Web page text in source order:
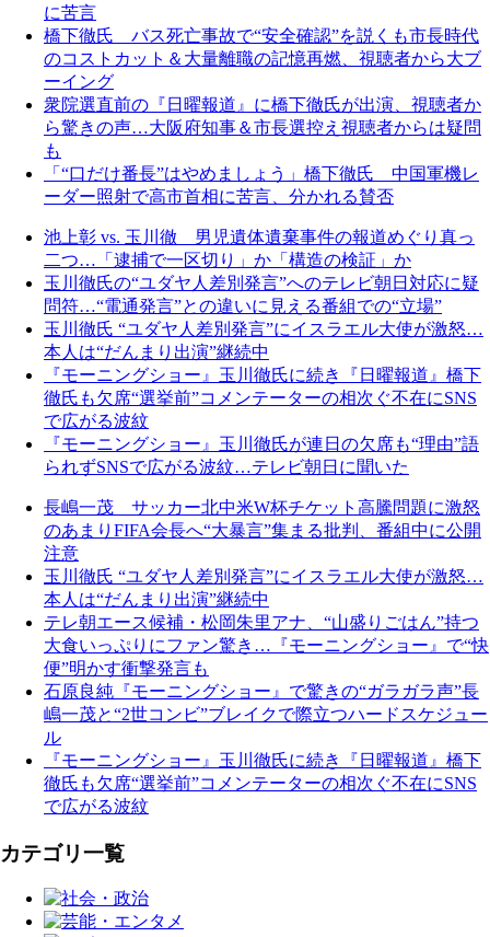
に苦言
橋下徹氏 バス死亡事故で“安全確認”を説くも市長時代
のコストカット＆大量離職の記憶再燃、視聴者から大ブ
ーイング
衆院選直前の『日曜報道』に橋下徹氏が出演、視聴者か
ら驚きの声…大阪府知事＆市長選控え視聴者からは疑問
も
「“口だけ番長”はやめましょう」橋下徹氏 中国軍機レ
ーダー照射で高市首相に苦言、分かれる賛否
池上彰 vs. 玉川徹 男児遺体遺棄事件の報道めぐり真っ
二つ…「逮捕で一区切り」か「構造の検証」か
玉川徹氏の“ユダヤ人差別発言”へのテレビ朝日対応に疑
問符…“電通発言”との違いに見える番組での“立場”
玉川徹氏 “ユダヤ人差別発言”にイスラエル大使が激怒…
本人は“だんまり出演”継続中
『モーニングショー』玉川徹氏に続き『日曜報道』橋下
徹氏も欠席“選挙前”コメンテーターの相次ぐ不在にSNS
で広がる波紋
『モーニングショー』玉川徹氏が連日の欠席も“理由”語
られずSNSで広がる波紋…テレビ朝日に聞いた
長嶋一茂 サッカー北中米W杯チケット高騰問題に激怒
のあまりFIFA会長へ“大暴言”集まる批判、番組中に公開
注意
玉川徹氏 “ユダヤ人差別発言”にイスラエル大使が激怒…
本人は“だんまり出演”継続中
テレ朝エース候補・松岡朱里アナ、“山盛りごはん”持つ
大食いっぷりにファン驚き…『モーニングショー』で“快
便”明かす衝撃発言も
石原良純『モーニングショー』で驚きの“ガラガラ声”長
嶋一茂と“2世コンビ”ブレイクで際立つハードスケジュー
ル
『モーニングショー』玉川徹氏に続き『日曜報道』橋下
徹氏も欠席“選挙前”コメンテーターの相次ぐ不在にSNS
で広がる波紋
カテゴリ一覧